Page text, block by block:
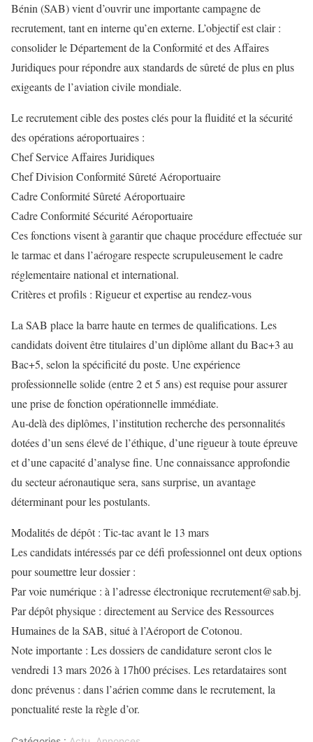
Bénin (SAB) vient d’ouvrir une importante campagne de
recrutement, tant en interne qu’en externe. L’objectif est clair :
consolider le Département de la Conformité et des Affaires
Juridiques pour répondre aux standards de sûreté de plus en plus
exigeants de l’aviation civile mondiale.
Le recrutement cible des postes clés pour la fluidité et la sécurité
des opérations aéroportuaires :
Chef Service Affaires Juridiques
Chef Division Conformité Sûreté Aéroportuaire
Cadre Conformité Sûreté Aéroportuaire
Cadre Conformité Sécurité Aéroportuaire
Ces fonctions visent à garantir que chaque procédure effectuée sur
le tarmac et dans l’aérogare respecte scrupuleusement le cadre
réglementaire national et international.
Critères et profils : Rigueur et expertise au rendez-vous
La SAB place la barre haute en termes de qualifications. Les
candidats doivent être titulaires d’un diplôme allant du Bac+3 au
Bac+5, selon la spécificité du poste. Une expérience
professionnelle solide (entre 2 et 5 ans) est requise pour assurer
une prise de fonction opérationnelle immédiate.
Au-delà des diplômes, l’institution recherche des personnalités
dotées d’un sens élevé de l’éthique, d’une rigueur à toute épreuve
et d’une capacité d’analyse fine. Une connaissance approfondie
du secteur aéronautique sera, sans surprise, un avantage
déterminant pour les postulants.
Modalités de dépôt : Tic-tac avant le 13 mars
Les candidats intéressés par ce défi professionnel ont deux options
pour soumettre leur dossier :
Par voie numérique : à l’adresse électronique recrutement@sab.bj.
Par dépôt physique : directement au Service des Ressources
Humaines de la SAB, situé à l’Aéroport de Cotonou.
Note importante : Les dossiers de candidature seront clos le
vendredi 13 mars 2026 à 17h00 précises. Les retardataires sont
donc prévenus : dans l’aérien comme dans le recrutement, la
ponctualité reste la règle d’or.